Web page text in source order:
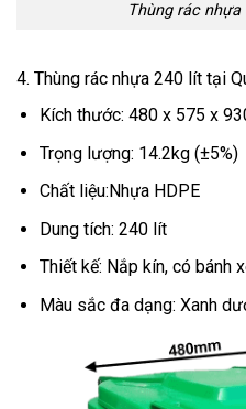
Thùng rác
4. Thùng rác nhựa 240 lít tại
Kích thước: 480 x 575 x
Trọng lượng: 14.2kg (±5%)
Chất liệu:Nhựa HDPE
Dung tích: 240 lít
Thiết kế: Nắp kín, có bánh
Màu sắc đa dạng: Xanh